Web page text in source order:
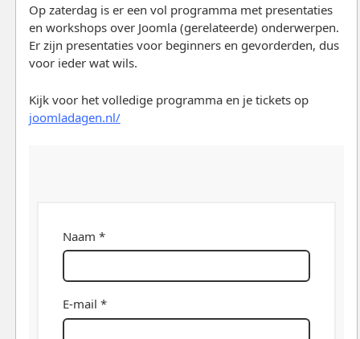
Op zaterdag is er een vol programma met presentaties
en workshops over Joomla (gerelateerde) onderwerpen.
Er zijn presentaties voor beginners en gevorderden, dus
voor ieder wat wils.
Kijk voor het volledige programma en je tickets op
joomladagen.nl/
Naam *
E-mail *